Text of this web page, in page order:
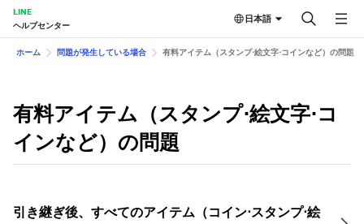
LINE
ヘルプセンター
日本語
ホーム 問題が発生している場合 有料アイテム（スタンプ⋅絵文字⋅コインなど）の問題
有料アイテム（スタンプ⋅絵文字⋅コ
インなど）の問題
引き継ぎ後、すべてのアイテム（コイン⋅スタンプ⋅絵